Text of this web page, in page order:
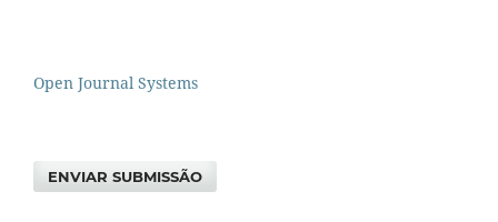
Open Journal Systems
ENVIAR SUBMISSÃO